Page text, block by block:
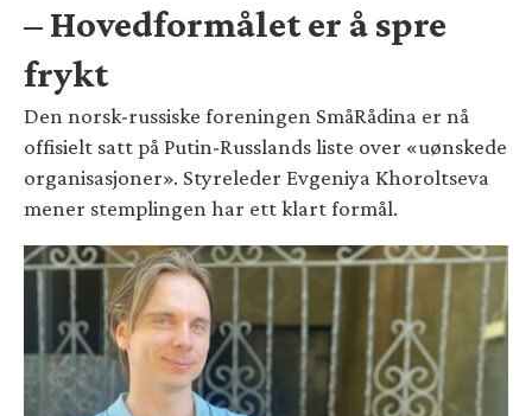
– Hovedformålet er å spre
frykt
Den norsk-russiske foreningen SmåRådina er nå
offisielt satt på Putin-Russlands liste over «uønskede
organisasjoner». Styreleder Evgeniya Khoroltseva
mener stemplingen har ett klart formål.